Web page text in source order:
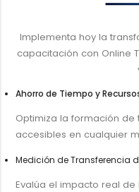
Implementa hoy la
capacitación con Online
Ahorro de Tiempo y
Optimiza la formación
accesibles en cualquier
Medición de Transferencia
Evalúa el impacto real